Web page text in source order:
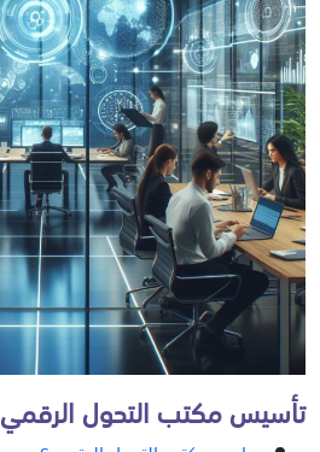
تأسيس مكتب التحول الرقمي